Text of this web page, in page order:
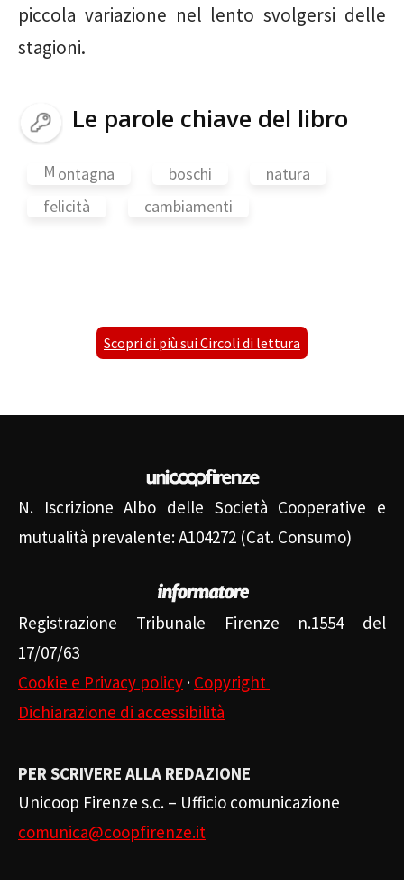
piccola variazione nel lento svolgersi delle
stagioni.
Le parole chiave del libro
M ontagna boschi
natura
felicità
cambiamenti
Scopri di più sui Circoli di lettura
N. Iscrizione Albo delle Società Cooperative e
mutualità prevalente: A104272 (Cat. Consumo)
Registrazione Tribunale Firenze n.1554 del
17/07/63
Cookie e Privacy policy · Copyright
Dichiarazione di accessibilità
PER SCRIVERE ALLA REDAZIONE
Unicoop Firenze s.c. – Ufficio comunicazione
comunica@coopfirenze.it